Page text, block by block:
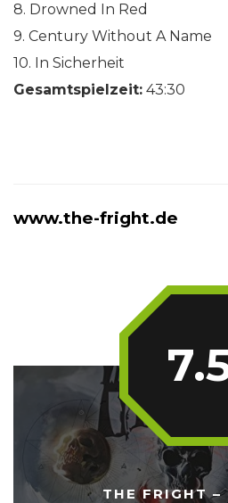
8. Drowned In Red
9. Century Without A Name
10. In Sicherheit
Gesamtspielzeit: 43:30
www.the-fright.de
THE FRIGHT